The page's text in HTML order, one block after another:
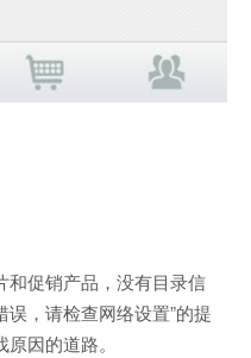
和促销产品，没有目录信
误，请检查网络设置”的提
因的道路。